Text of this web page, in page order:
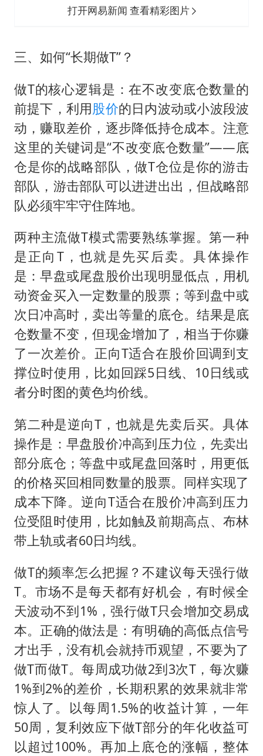
打开网易新闻 查看精彩图片
三、如何“长期做T”？
做T的核心逻辑是：在不改变底仓数量的
前提下，利用股价的日内波动或小波段波
动，赚取差价，逐步降低持仓成本。注意
这里的关键词是“不改变底仓数量”——底
仓是你的战略部队，做T仓位是你的游击
部队，游击部队可以进进出出，但战略部
队必须牢牢守住阵地。
两种主流做T模式需要熟练掌握。第一种
是正向T，也就是先买后卖。具体操作
是：早盘或尾盘股价出现明显低点，用机
动资金买入一定数量的股票；等到盘中或
次日冲高时，卖出等量的底仓。结果是底
仓数量不变，但现金增加了，相当于你赚
了一次差价。正向T适合在股价回调到支
撑位时使用，比如回踩5日线、10日线或
者分时图的黄色均价线。
第二种是逆向T，也就是先卖后买。具体
操作是：早盘股价冲高到压力位，先卖出
部分底仓；等盘中或尾盘回落时，用更低
的价格买回相同数量的股票。同样实现了
成本下降。逆向T适合在股价冲高到压力
位受阻时使用，比如触及前期高点、布林
带上轨或者60日均线。
做T的频率怎么把握？不建议每天强行做
T。市场不是每天都有好机会，有时候全
天波动不到1%，强行做T只会增加交易成
本。正确的做法是：有明确的高低点信号
才出手，没有机会就持币观望，不要为了
做T而做T。每周成功做2到3次T，每次赚
1%到2%的差价，长期积累的效果就非常
惊人了。以每周1.5%的收益计算，一年
50周，复利效应下做T部分的年化收益可
以超过100%。再加上底仓的涨幅，整体